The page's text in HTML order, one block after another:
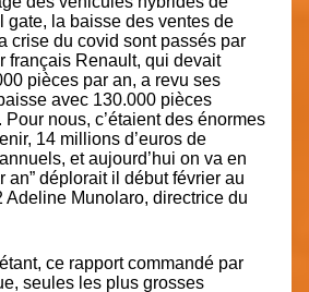
gate, la baisse des ventes de
crise du covid sont passés par
français Renault, qui devait
pièces par an, a revu ses
avec 130.000 pièces
nous, c’étaient des énormes
14 millions d’euros de
et aujourd’hui on va en
an” déplorait il début février au
Adeline Munolaro, directrice du
ce rapport commandé par
seules les plus grosses